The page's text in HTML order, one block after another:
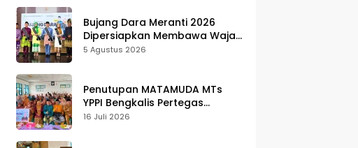
Bujang Dara Meranti 2026
Dipersiapkan Membawa Wajah
Daerah ke Publik
5 Agustus 2026
Penutupan MATAMUDA MTs
YPPI Bengkalis Pertegas
Pendidikan Berbasis Adat dan
16 Juli 2026